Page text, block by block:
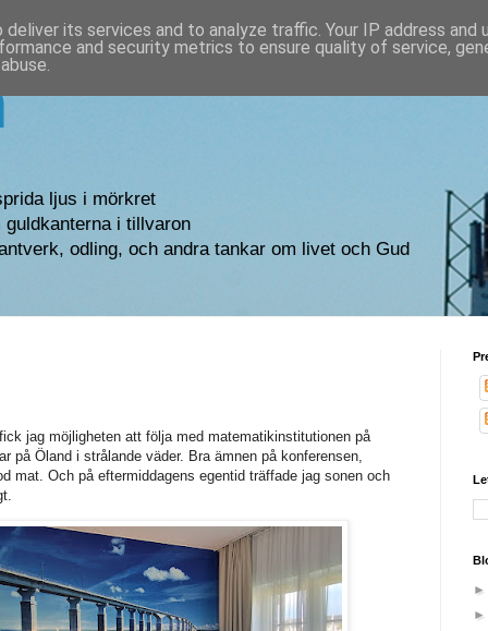
ljus i mörkret
guldkanterna i tillvaron
odling, och andra tankar om livet och Gud
jag möjligheten att följa med matematikinstitutionen på
på Öland i strålande väder. Bra ämnen på konferensen,
mat. Och på eftermiddagens egentid träffade jag sonen och
►
►
its services and to analyze traffic. Your IP address and
and security metrics to ensure quality of service,